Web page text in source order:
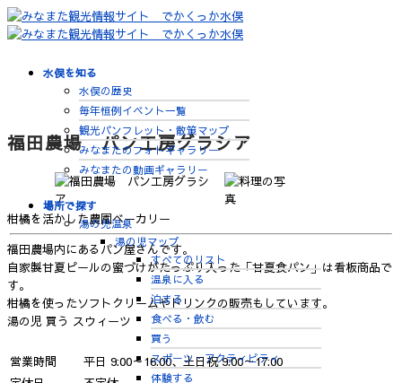
水俣を知る
水俣の歴史
毎年恒例イベント一覧
観光パンフレット・散策マップ
みなまたのフォトギャラリー
みなまたの動画ギャラリー
場所で探す
湯の児温泉
湯の児マップ
すべてのリスト
温泉に入る
泊まる
食べる・飲む
買う
スポーツ・アクティビティ
体験する
福田農場 パン工房グラシア
柑橘を活かした農園ベーカリー
福田農場内にあるパン屋さんです。
自家製甘夏ピールの蜜づけがたっぷり入った「甘夏食パン」は看板商品で
す。
柑橘を使ったソフトクリームやドリンクの販売もしています。
湯の児 買う スウィーツ
営業時間
平日 9:00～16:00、土日祝 9:00～17:00